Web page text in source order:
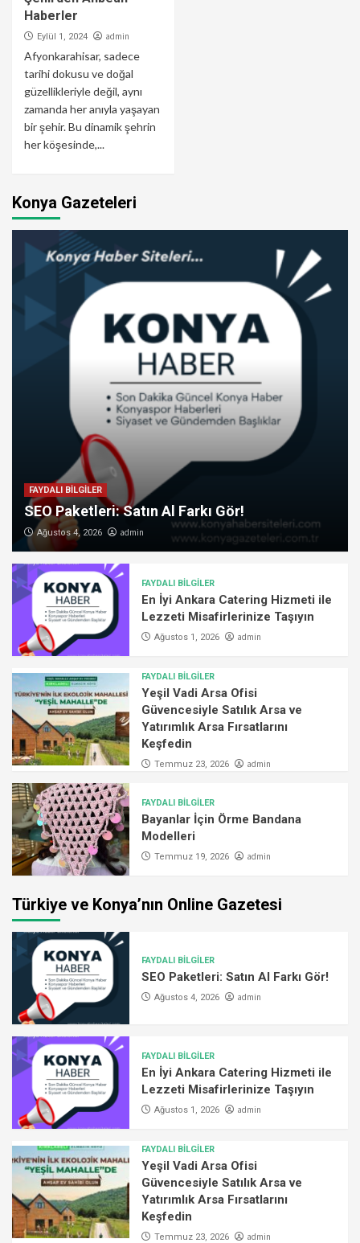
Haberler
Eylül 1, 2024 admin
Afyonkarahisar, sadece
tarihi dokusu ve doğal
güzellikleriyle değil, aynı
zamanda her anıyla yaşayan
bir şehir. Bu dinamik şehrin
her köşesinde,...
Konya Gazeteleri
FAYDALI BİLGİLER
SEO Paketleri: Satın Al Farkı Gör!
Ağustos 4, 2026 admin
FAYDALI BİLGİLER
En İyi Ankara Catering Hizmeti ile
Lezzeti Misafirlerinize Taşıyın
Ağustos 1, 2026 admin
FAYDALI BİLGİLER
Yeşil Vadi Arsa Ofisi
Güvencesiyle Satılık Arsa ve
Yatırımlık Arsa Fırsatlarını
Keşfedin
Temmuz 23, 2026 admin
FAYDALI BİLGİLER
Bayanlar İçin Örme Bandana
Modelleri
Temmuz 19, 2026 admin
Türkiye ve Konya’nın Online Gazetesi
FAYDALI BİLGİLER
SEO Paketleri: Satın Al Farkı Gör!
Ağustos 4, 2026 admin
FAYDALI BİLGİLER
En İyi Ankara Catering Hizmeti ile
Lezzeti Misafirlerinize Taşıyın
Ağustos 1, 2026 admin
FAYDALI BİLGİLER
Yeşil Vadi Arsa Ofisi
Güvencesiyle Satılık Arsa ve
Yatırımlık Arsa Fırsatlarını
Keşfedin
Temmuz 23, 2026 admin